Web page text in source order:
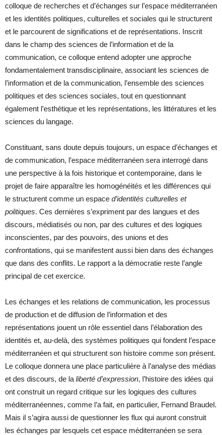
colloque de recherches et d’échanges sur l’espace méditerranéen
et les identités politiques, culturelles et sociales qui le structurent
et le parcourent de significations et de représentations. Inscrit
dans le champ des sciences de l’information et de la
communication, ce colloque entend adopter une approche
fondamentalement transdisciplinaire, associant les sciences de
l’information et de la communication, l’ensemble des sciences
politiques et des sciences sociales, tout en questionnant
également l’esthétique et les représentations, les littératures et les
sciences du langage.
Constituant, sans doute depuis toujours, un espace d’échanges et
de communication, l’espace méditerranéen sera interrogé dans
une perspective à la fois historique et contemporaine, dans le
projet de faire apparaître les homogénéités et les différences qui
le structurent comme un espace d’identités culturelles et
politiques. Ces dernières s’expriment par des langues et des
discours, médiatisés ou non, par des cultures et des logiques
inconscientes, par des pouvoirs, des unions et des
confrontations, qui se manifestent aussi bien dans des échanges
que dans des conflits. Le rapport a la démocratie reste l’angle
principal de cet exercice.
Les échanges et les relations de communication, les processus
de production et de diffusion de l’information et des
représentations jouent un rôle essentiel dans l’élaboration des
identités et, au-delà, des systèmes politiques qui fondent l’espace
méditerranéen et qui structurent son histoire comme son présent.
Le colloque donnera une place particulière à l’analyse des médias
et des discours, de la liberté d’expression, l’histoire des idées qui
ont construit un regard critique sur les logiques des cultures
méditerranéennes, comme l’a fait, en particulier, Fernand Braudel.
Mais il s’agira aussi de questionner les flux qui auront construit
les échanges par lesquels cet espace méditerranéen se sera